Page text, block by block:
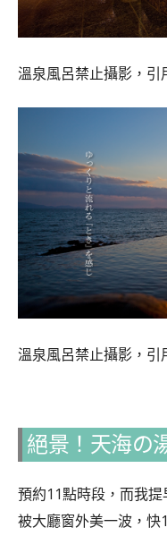
溫泉風呂禁止攝影，引
溫泉風呂禁止攝影，引
絕景！天海の
預約11點時段，而我
被大廳窗外美一波，